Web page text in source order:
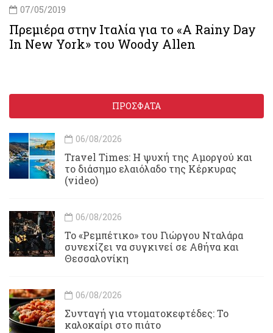
07/05/2019
Πρεμιέρα στην Ιταλία για το «A Rainy Day
In New York» του Woody Allen
ΠΡΟΣΦΑΤΑ
06/08/2026
Travel Times: H ψυχή της Αμοργού και
το διάσημο ελαιόλαδο της Κέρκυρας
(video)
06/08/2026
Το «Ρεμπέτικο» του Γιώργου Νταλάρα
συνεχίζει να συγκινεί σε Αθήνα και
Θεσσαλονίκη
06/08/2026
Συνταγή για ντοματοκεφτέδες: Το
καλοκαίρι στο πιάτο